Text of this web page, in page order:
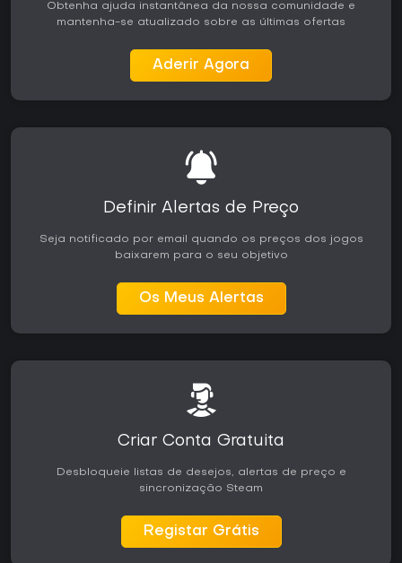
Obtenha ajuda instantânea da nossa comunidade e
mantenha-se atualizado sobre as últimas ofertas
Aderir Agora
Definir Alertas de Preço
Seja notificado por email quando os preços dos jogos
baixarem para o seu objetivo
Os Meus Alertas
Criar Conta Gratuita
Desbloqueie listas de desejos, alertas de preço e
sincronização Steam
Registar Grátis